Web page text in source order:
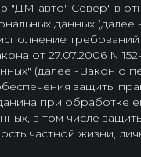
"ДМ-авто" Север" в
данных (далее
требований
от 27.07.2006 N
(далее - Закон о
защиты
при обработке
в том числе
частной жизни,